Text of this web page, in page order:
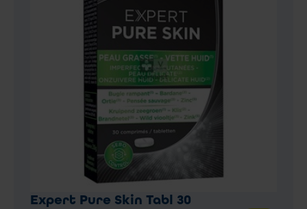
Expert Pure Skin Tabl 30